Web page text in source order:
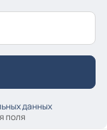
данных
поля